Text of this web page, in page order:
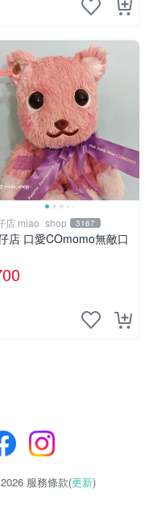
喵仔店 miao_shop 3167
店 口愛COmomo無敵口
服務條款(更新)